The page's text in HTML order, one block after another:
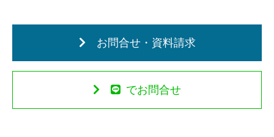
お問合せ・資料請求
でお問合せ